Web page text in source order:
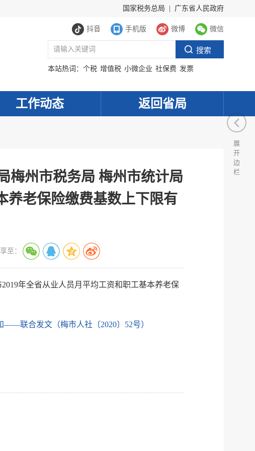
国家税务总局 广东省人民政府
抖音 手机版 微博 微信
本站热词： 个税 增值税 小微企业 社保费 发票
工作动态 返回省局
梅州市税务局 梅州市统计局
养老保险缴费基数上下限有
至：
年全省从业人员月平均工资和职工基本养老保
联合发文（梅市人社〔2020〕52号）
展
开
边
栏